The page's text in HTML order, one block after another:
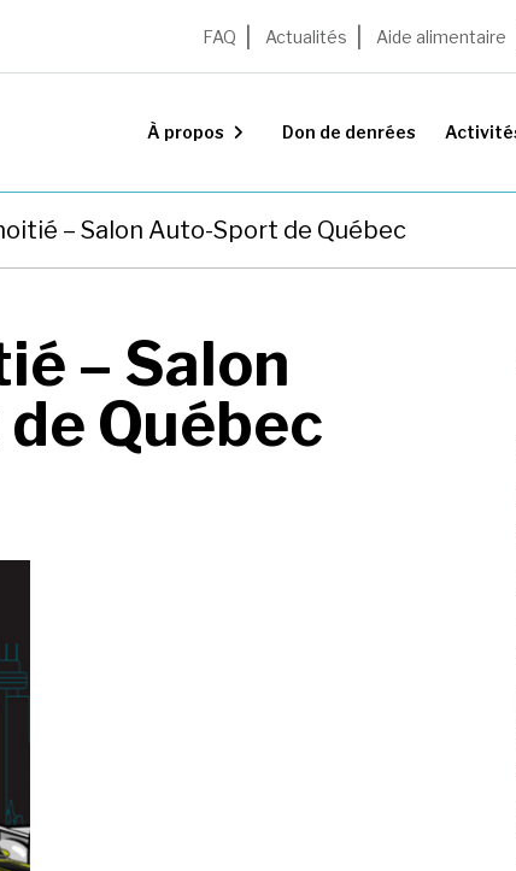
FAQ Actualités Aide alimentaire
À propos Don de denrées
– Salon Auto-Sport de Québec
– Salon
Québec